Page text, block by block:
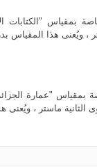
بمقياس
بمقياس "عمارة